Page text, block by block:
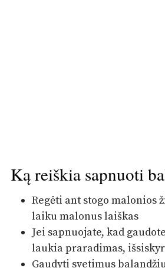
Ką reiškia sapnuoti
Regėti ant stogo malonios
laiku malonus laiškas
Jei sapnuojate, kad
laukia praradimas,
Gaudyti svetimus